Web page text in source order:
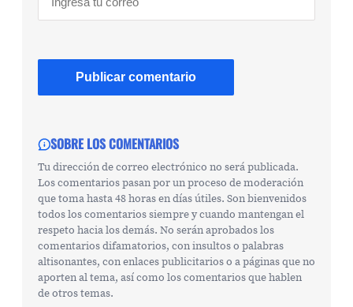
SOBRE LOS COMENTARIOS
Tu dirección de correo electrónico no será publicada.
Los comentarios pasan por un proceso de moderación
que toma hasta 48 horas en días útiles. Son bienvenidos
todos los comentarios siempre y cuando mantengan el
respeto hacia los demás. No serán aprobados los
comentarios difamatorios, con insultos o palabras
altisonantes, con enlaces publicitarios o a páginas que no
aporten al tema, así como los comentarios que hablen
de otros temas.